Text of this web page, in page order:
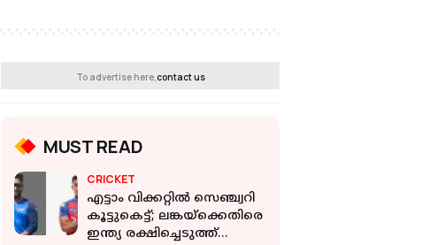
To advertise here, contact us
MUST READ
CRICKET
എട്ടാം വിക്കറ്റിൽ സെഞ്ച്വറി
കൂട്ടുകെട്ട്; ലങ്കയ്‌ക്കെതിരെ
ഇന്ത്യ രക്ഷിച്ചെടുത്ത്